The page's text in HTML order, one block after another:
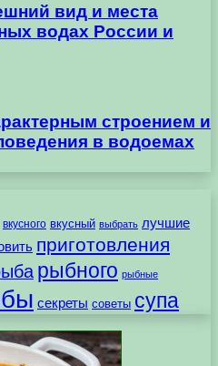
вид и места
водах России и
строением и
в водоемах
вкусного вкусный выбрать лучшие
приготовления
рыбного рыбные
секреты советы супа